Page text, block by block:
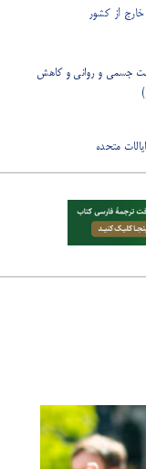
از کشور
جسمی و روانی و کاهش